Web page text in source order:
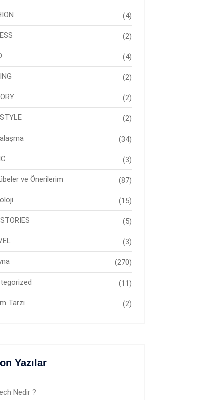
(4)
(2)
(4)
(2)
(2)
(2)
(34)
(3)
ve Önerilerim (87)
(15)
(5)
(3)
(270)
(11)
Tarzı (2)
Yazılar
Nedir ?